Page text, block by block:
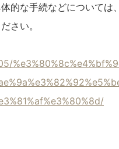
的な手続などについて
さい。